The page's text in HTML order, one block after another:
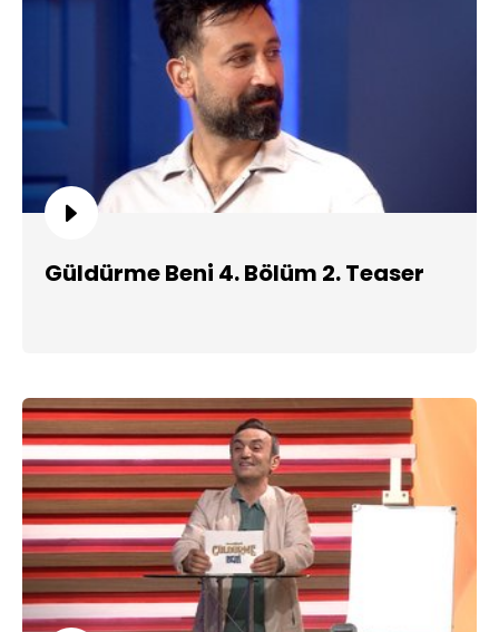
Güldürme Beni 4. Bölüm 2. Teaser